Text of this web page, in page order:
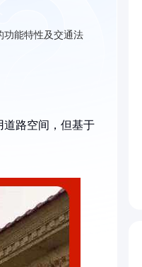
功能特性及交通法
道路空间，但基于